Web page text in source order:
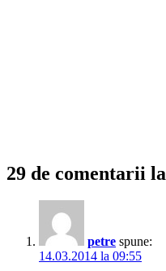
29 de comentarii
petre spune:
14.03.2014 la 09:55